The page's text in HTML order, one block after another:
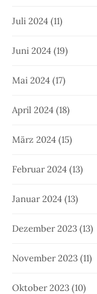
Juli 2024 (11)
Juni 2024 (19)
Mai 2024 (17)
April 2024 (18)
März 2024 (15)
Februar 2024 (13)
Januar 2024 (13)
Dezember 2023 (13)
November 2023 (11)
Oktober 2023 (10)